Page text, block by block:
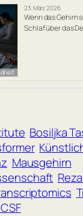
23. März 2026
Wenn das Gehirn
Schlaf über das
Bosiljka
Mausgehirn